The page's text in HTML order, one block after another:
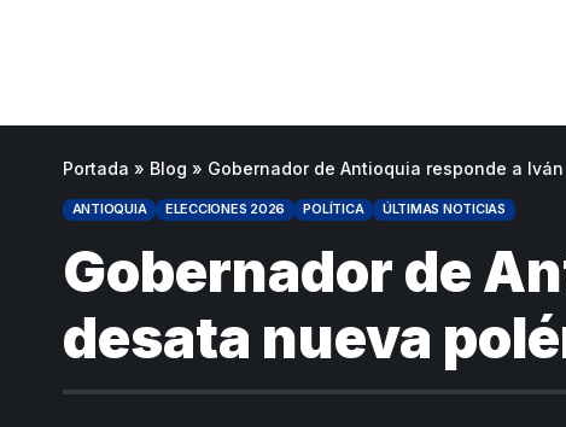
Portada » Blog » Gobernador de Antioquia responde a
ANTIOQUIA ELECCIONES 2026 POLÍTICA ÚLTIMAS NOTICIAS
Gobernador de
desata nueva